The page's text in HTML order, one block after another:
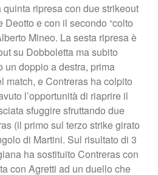
ripresa con due strikeout
e con il secondo “colto
Mineo. La sesta ripresa è
su Dobboletta ma subito
doppio a destra, prima
match, e Contreras ha colpito
l’opportunità di riaprire il
sfuggire sfruttando due
(il primo sul terzo strike girato
di Martini. Sul risultato di 3
ha sostituito Contreras con
con Agretti ad un duello che